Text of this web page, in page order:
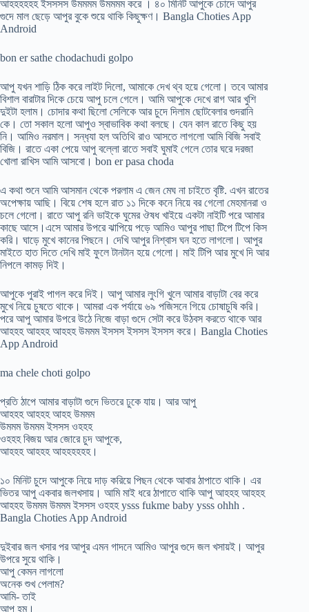
আহহহহহহ ইসসসস উমমমম উমমমম করে । ৪০ মিনিট আপুকে চোদে আপুর
গুদে মাল ছেড়ে আপুর বুকে শুয়ে থাকি কিছুক্ষণ। Bangla Choties App
Android
bon er sathe chodachudi golpo
আপু যখন শাড়ি ঠিক করে লাইট দিলো, আমাকে দেখ থ্ব হয়ে গেলো। তবে আমার
বিশাল বারাটার দিকে চেয়ে আপু চলে গেলে। আমি আপুকে দেখে রাগ আর খুশি
দুইটা হলাম। চোদার কথা ছিলো সেলিকে আর চুদে দিলাম ছোটবেলার গুদরানি
কে। তো সকাল হলো আপুও স্বাভাবিক কথা বলছে। যেন কাল রাতে কিছু হয়
নি। আমিও নরমাল। সন্ধ‍্যা হল অতিথি রাও আসতে লাগলো আমি বিজি সবাই
বিজি। রাতে একা পেয়ে আপু বল্লো রাতে সবাই ঘুমাই গেলে তোর ঘরে দরজা
খোলা রাখিস আমি আসবো। bon er pasa choda
এ কথা শুনে আমি আসমান থেকে পরলাম এ জেন মেঘ না চাইতে বৃষ্টি. এখন রাতের
অপেক্ষায় আছি। বিয়ে শেষ হলে রাত ১১ দিকে কনে নিয়ে বর গেলো মেহমানরা ও
চলে গেলো। রাতে আপু রনি ভাইকে ঘুমের ঔষধ খাইয়ে একটা নাইটি পরে আমার
কাছে আসে।এসে আমার উপরে ঝাপিয়ে পড়ে আমিও আপুর পাছা টিপে টিপে কিস
করি। ঘাড়ে মুখে কানের পিছনে। দেখি আপুর নিশ্বাস ঘন হতে লাগলো। আপুর
মাইতে হাত দিতে দেখি মাই ফুলে টানটান হয়ে গেলো। মাই টিপি আর মুখে দি আর
নিপলে কামড় দিই।
আপুকে পুরাই পাগল করে দিই। আপু আমার লুংগি খুলে আমার বাড়াটা বের করে
মুখে নিয়ে চুষতে থাকে। আমরা এক পর্যায়ে ৬৯ পজিসনে গিয়ে চোষাচুষি করি।
পরে আপু আমার উপরে উঠে নিজে বাড়া গুদে সেটা করে উঠবস করতে থাকে আর
আহহহ আহহহ আহহহ উমমম ইসসস ইসসস ইসসস করে। Bangla Choties
App Android
ma chele choti golpo
প্রতি ঠাপে আমার বাড়াটা গুদে ভিতরে ঢুকে যায়। আর আপু
আহহহ আহহহ আহহ উমমম
উমমম উমমম ইসসস ওহহহ
ওহহহ বিজয় আর জোরে চুদ আপুকে,
আহহহ আহহহ আহহহহহহ।
১০ মিনিট চুদে আপুকে নিয়ে দাড় করিয়ে পিছন থেকে আবার ঠাপাতে থাকি। এর
ভিতর আপু একবার জলখসায়। আমি মাই ধরে ঠাপাতে থাকি আপু আহহহ আহহহ
আহহহ উমমম উমমম ইসসস ওহহহ ysss fukme baby ysss ohhh .
Bangla Choties App Android
দুইবার জল খসার পর আপুর এমন গাদনে আমিও আপুর গুদে জল খসায়ই। আপুর
উপরে সুয়ে থাকি।
আপু কেমন লাগলো
অনেক শুখ পেলাম?
আমি- তাই
আপু হম।